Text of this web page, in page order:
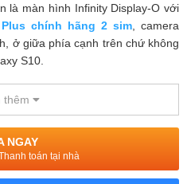
là màn hình Infinity Display-O với
Plus chính hãng 2 sim , camera
ở giữa phía cạnh trên chứ không
S10.
thêm
NGAY
toán tại nhà